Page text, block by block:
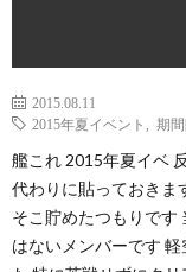
2015.08.11
2015年夏イベント
期
艦これ 2015年夏イベ
代わりに貼っておきま
そこ貯めたつもりです
はないメンバーです